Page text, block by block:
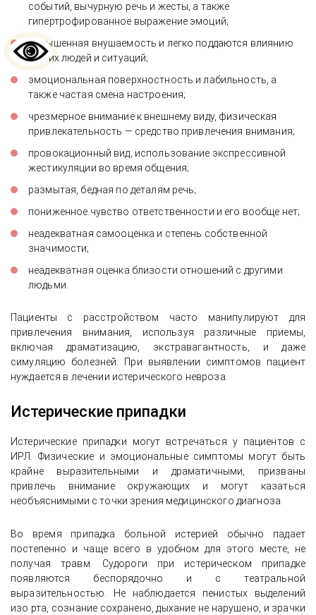
событий, вычурную речь и жесты, а также
гипертрофированное выражение эмоций;
повышенная внушаемость и легко поддаются влиянию
других людей и ситуаций;
эмоциональная поверхностность и лабильность, а
также частая смена настроения;
чрезмерное внимание к внешнему виду, физическая
привлекательность — средство привлечения внимания;
провокационный вид, использование экспрессивной
жестикуляции во время общения;
размытая, бедная по деталям речь;
пониженное чувство ответственности и его вообще нет;
неадекватная самооценка и степень собственной
значимости;
неадекватная оценка близости отношений с другими
людьми.
Пациенты с расстройством часто манипулируют для
привлечения внимания, используя различные приемы,
включая драматизацию, экстравагантность, и даже
симуляцию болезней. При выявлении симптомов пациент
нуждается в лечении истерического невроза.
Истерические припадки
Истерические припадки могут встречаться у пациентов с
ИРЛ. Физические и эмоциональные симптомы могут быть
крайне выразительными и драматичными, призваны
привлечь внимание окружающих и могут казаться
необъяснимыми с точки зрения медицинского диагноза.
Во время припадка больной истерией обычно падает
постепенно и чаще всего в удобном для этого месте, не
получая травм. Судороги при истерическом припадке
появляются беспорядочно и с театральной
выразительностью. Не наблюдается пенистых выделений
изо рта, сознание сохранено, дыхание не нарушено, и зрачки